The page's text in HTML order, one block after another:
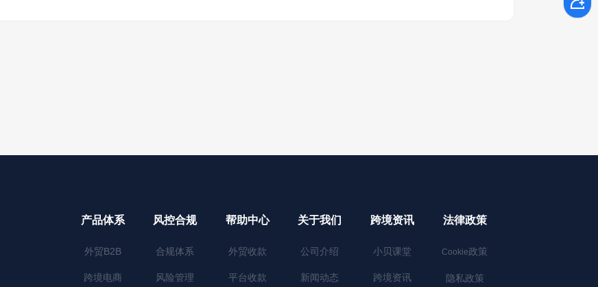
产品体系
外贸B2B
跨境电商
风控合规
合规体系
风险管理
帮助中心
外贸收款
平台收款
关于我们
公司介绍
新闻动态
跨境资讯
小贝课堂
跨境资讯
法律政策
Cookie政策
隐私政策